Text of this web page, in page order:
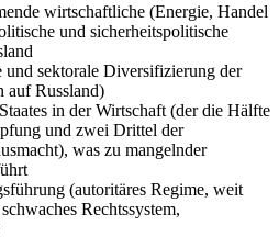
wirtschaftliche (Energie, Handel
und sicherheitspolitische
und sektorale Diversifizierung der
auf Russland)
in der Wirtschaft (der die Hälfte
und zwei Drittel der
was zu mangelnder
(autoritäres Regime, weit
Rechtssystem,